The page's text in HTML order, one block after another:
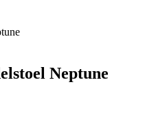
Neptune